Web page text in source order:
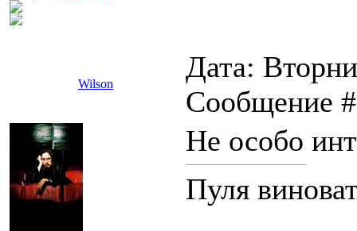
Wilson
Дата:
Сообщение
Не особо
Пуля